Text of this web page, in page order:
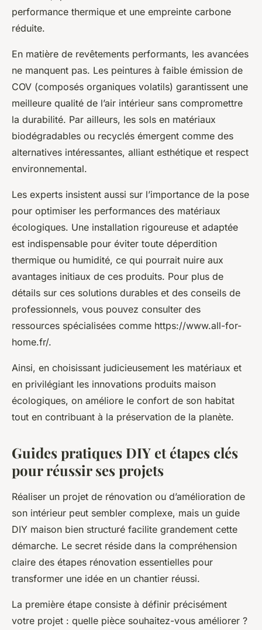
performance thermique et une empreinte carbone
réduite.
En matière de revêtements performants, les avancées
ne manquent pas. Les peintures à faible émission de
COV (composés organiques volatils) garantissent une
meilleure qualité de l’air intérieur sans compromettre
la durabilité. Par ailleurs, les sols en matériaux
biodégradables ou recyclés émergent comme des
alternatives intéressantes, alliant esthétique et respect
environnemental.
Les experts insistent aussi sur l’importance de la pose
pour optimiser les performances des matériaux
écologiques. Une installation rigoureuse et adaptée
est indispensable pour éviter toute déperdition
thermique ou humidité, ce qui pourrait nuire aux
avantages initiaux de ces produits. Pour plus de
détails sur ces solutions durables et des conseils de
professionnels, vous pouvez consulter des
ressources spécialisées comme https://www.all-for-
home.fr/.
Ainsi, en choisissant judicieusement les matériaux et
en privilégiant les innovations produits maison
écologiques, on améliore le confort de son habitat
tout en contribuant à la préservation de la planète.
Guides pratiques DIY et étapes clés
pour réussir ses projets
Réaliser un projet de rénovation ou d’amélioration de
son intérieur peut sembler complexe, mais un guide
DIY maison bien structuré facilite grandement cette
démarche. Le secret réside dans la compréhension
claire des étapes rénovation essentielles pour
transformer une idée en un chantier réussi.
La première étape consiste à définir précisément
votre projet : quelle pièce souhaitez-vous améliorer ?